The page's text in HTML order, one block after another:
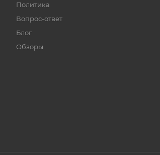
Политика
Вопрос-ответ
Блог
Обзоры